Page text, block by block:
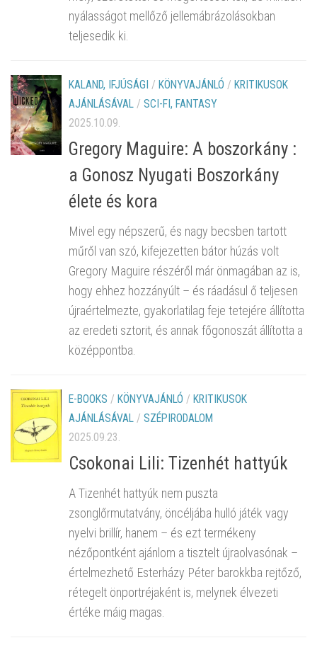
nyálasságot mellőző jellemábrázolásokban
teljesedik ki.
KALAND, IFJÚSÁGI / KÖNYVAJÁNLÓ / KRITIKUSOK
AJÁNLÁSÁVAL / SCI-FI, FANTASY
2025.10.09.
Gregory Maguire: A boszorkány :
a Gonosz Nyugati Boszorkány
élete és kora
Mivel egy népszerű, és nagy becsben tartott
műről van szó, kifejezetten bátor húzás volt
Gregory Maguire részéről már önmagában az is,
hogy ehhez hozzányúlt – és ráadásul ő teljesen
újraértelmezte, gyakorlatilag feje tetejére állította
az eredeti sztorit, és annak főgonoszát állította a
középpontba.
E-BOOKS / KÖNYVAJÁNLÓ / KRITIKUSOK
AJÁNLÁSÁVAL / SZÉPIRODALOM
2025.09.23.
Csokonai Lili: Tizenhét hattyúk
A Tizenhét hattyúk nem puszta
zsonglőrmutatvány, öncéljába hulló játék vagy
nyelvi brillír, hanem – és ezt termékeny
nézőpontként ajánlom a tisztelt újraolvasónak –
értelmezhető Esterházy Péter barokkba rejtőző,
rétegelt önportréjaként is, melynek élvezeti
értéke máig magas.